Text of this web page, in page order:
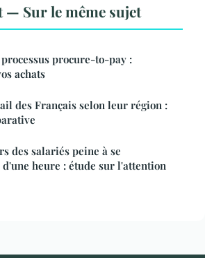
— Sur le même sujet
procure-to-pay :
achats
des Français selon leur région :
des salariés peine à se
heure : étude sur l'attention